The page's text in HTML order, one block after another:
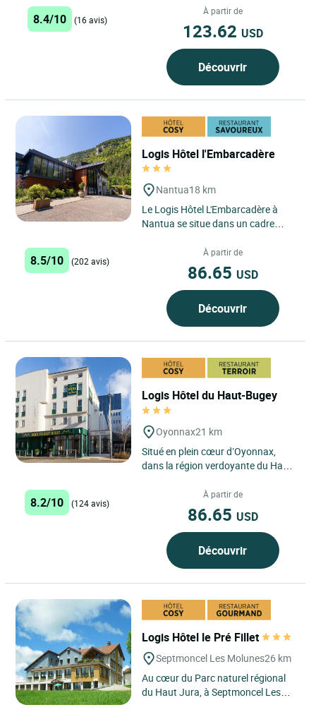
8.4/10 (16 avis)
À partir de
123.62 USD
Découvrir
Logis Hôtel l'Embarcadère
Nantua18 km
Le Logis Hôtel L'Embarcadère à
Nantua se situe dans un cadre
Auvergne-Rhône-Alpes,...
8.5/10 (202 avis)
À partir de
86.65 USD
Découvrir
Logis Hôtel du Haut-Bugey
Oyonnax21 km
Situé en plein cœur d’Oyonnax,
dans la région verdoyante du Haut-
Bugey se distingue par...
8.2/10 (124 avis)
À partir de
86.65 USD
Découvrir
Logis Hôtel le Pré Fillet
Septmoncel Les Molunes26 km
Au cœur du Parc naturel régional
du Haut Jura, à Septmoncel Les